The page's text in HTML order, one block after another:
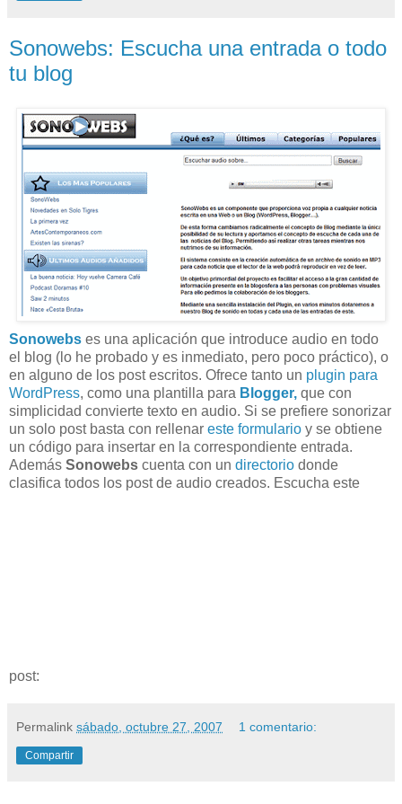
Sonowebs: Escucha una entrada o todo
tu blog
Sonowebs es una aplicación que introduce audio en todo
el blog (lo he probado y es inmediato, pero poco práctico), o
en alguno de los post escritos. Ofrece tanto un plugin para
WordPress, como una plantilla para Blogger, que con
simplicidad convierte texto en audio. Si se prefiere sonorizar
un solo post basta con rellenar este formulario y se obtiene
un código para insertar en la correspondiente entrada.
Además Sonowebs cuenta con un directorio donde
clasifica todos los post de audio creados. Escucha este
post:
Permalink sábado, octubre 27, 2007 1 comentario:
Compartir